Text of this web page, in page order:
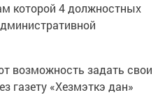
которой 4 должностных
возможность задать свои
газету «Хезмэткэ дан»